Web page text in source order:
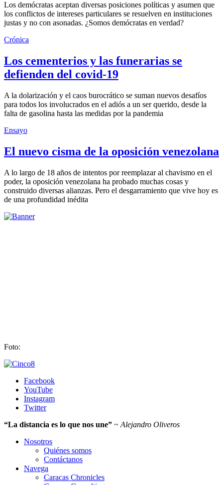
Los demócratas aceptan diversas posiciones políticas y asumen que
los conflictos de intereses particulares se resuelven en instituciones
justas y no con asonadas. ¿Somos demócratas en verdad?
Crónica
Los cementerios y las funerarias se
defienden del covid-19
A la dolarización y el caos burocrático se suman nuevos desafíos
para todos los involucrados en el adiós a un ser querido, desde la
falta de gasolina hasta las medidas por la pandemia
Ensayo
El nuevo cisma de la oposición venezolana
A lo largo de 18 años de intentos por reemplazar al chavismo en el
poder, la oposición venezolana ha probado muchas cosas y
construido diversas alianzas. Pero el desgarramiento que vive hoy es
de una profundidad inédita
Foto:
Facebook
YouTube
Instagram
Twitter
“La distancia es lo que nos une” ~ Alejandro Oliveros
Nosotros
Quiénes somos
Contáctanos
Navega
Caracas Chronicles